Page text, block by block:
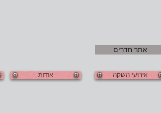
אודות
אתר חדרים
אירועי השקה